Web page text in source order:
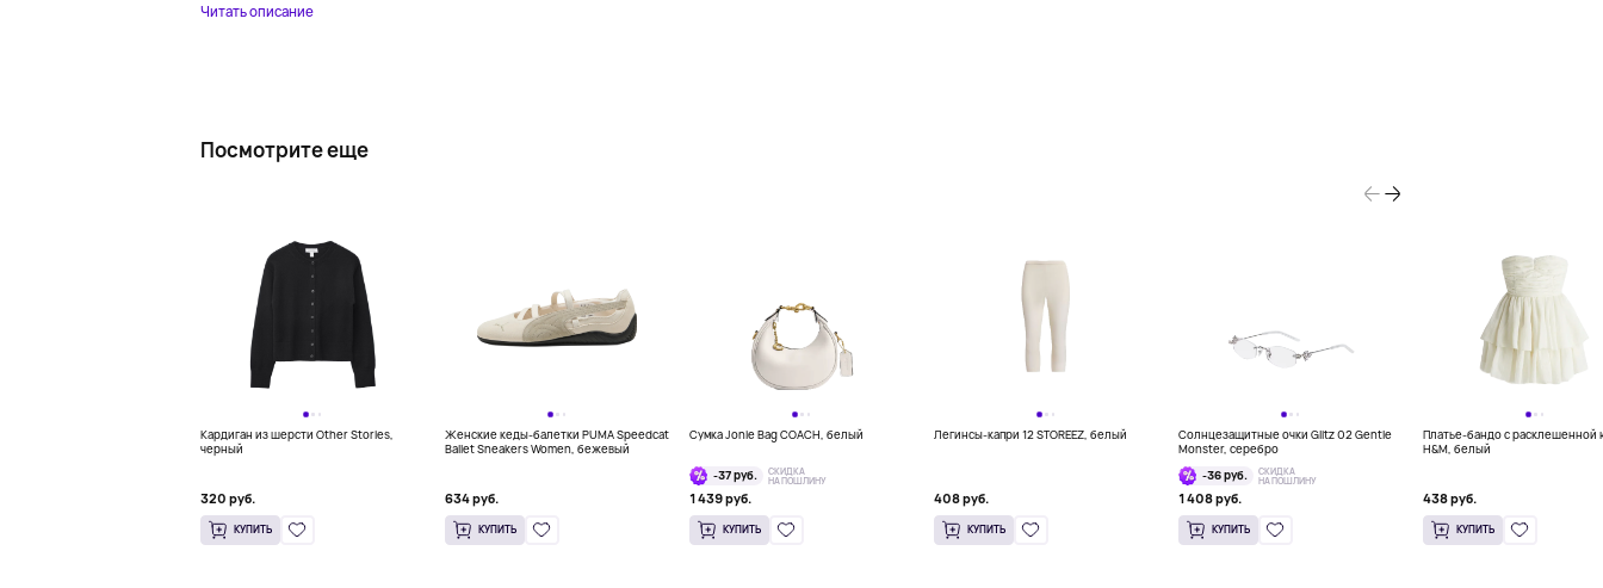
Читать описание
Посмотрите еще
Кардиган из шерсти Other Stories,
черный
320 руб.
КУПИТЬ
Женские кеды-балетки PUMA Speedcat
Ballet Sneakers Women, бежевый
634 руб.
КУПИТЬ
Сумка Jonie Bag COACH, белый
-37 руб.
СКИДКА
НА ПОШЛИНУ
1 439 руб.
КУПИТЬ
Легинсы-капри 12 STOREEZ, белый
408 руб.
КУПИТЬ
Солнцезащитные очки Glitz 02 Gentle
Monster, серебро
-36 руб.
СКИДКА
НА ПОШЛИНУ
1 408 руб.
КУПИТЬ
Платье-бандо с расклешенной
H&M, белый
438 руб.
КУПИТЬ